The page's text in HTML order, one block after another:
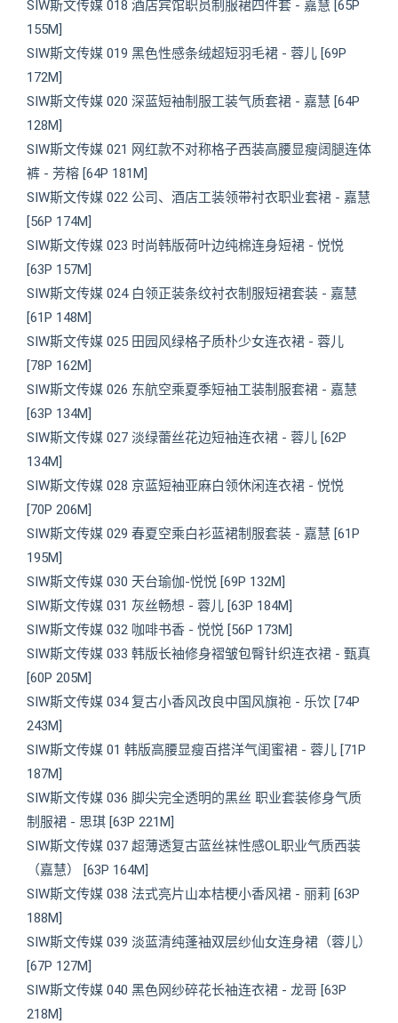
SIW斯文传媒 018 酒店宾馆职员制服裙四件套 - 嘉慧 [65P
155M]
SIW斯文传媒 019 黑色性感条绒超短羽毛裙 - 蓉儿 [69P
172M]
SIW斯文传媒 020 深蓝短袖制服工装气质套裙 - 嘉慧 [64P
128M]
SIW斯文传媒 021 网红款不对称格子西装高腰显瘦阔腿连体
裤 - 芳榕 [64P 181M]
SIW斯文传媒 022 公司、酒店工装领带衬衣职业套裙 - 嘉慧
[56P 174M]
SIW斯文传媒 023 时尚韩版荷叶边纯棉连身短裙 - 悦悦
[63P 157M]
SIW斯文传媒 024 白领正装条纹衬衣制服短裙套装 - 嘉慧
[61P 148M]
SIW斯文传媒 025 田园风绿格子质朴少女连衣裙 - 蓉儿
[78P 162M]
SIW斯文传媒 026 东航空乘夏季短袖工装制服套裙 - 嘉慧
[63P 134M]
SIW斯文传媒 027 淡绿蕾丝花边短袖连衣裙 - 蓉儿 [62P
134M]
SIW斯文传媒 028 京蓝短袖亚麻白领休闲连衣裙 - 悦悦
[70P 206M]
SIW斯文传媒 029 春夏空乘白衫蓝裙制服套装 - 嘉慧 [61P
195M]
SIW斯文传媒 030 天台瑜伽-悦悦 [69P 132M]
SIW斯文传媒 031 灰丝畅想 - 蓉儿 [63P 184M]
SIW斯文传媒 032 咖啡书香 - 悦悦 [56P 173M]
SIW斯文传媒 033 韩版长袖修身褶皱包臀针织连衣裙 - 甄真
[60P 205M]
SIW斯文传媒 034 复古小香风改良中国风旗袍 - 乐饮 [74P
243M]
SIW斯文传媒 01 韩版高腰显瘦百搭洋气闺蜜裙 - 蓉儿 [71P
187M]
SIW斯文传媒 036 脚尖完全透明的黑丝 职业套装修身气质
制服裙 - 思琪 [63P 221M]
SIW斯文传媒 037 超薄透复古蓝丝袜性感OL职业气质西装
（嘉慧） [63P 164M]
SIW斯文传媒 038 法式亮片山本桔梗小香风裙 - 丽莉 [63P
188M]
SIW斯文传媒 039 淡蓝清纯蓬袖双层纱仙女连身裙（蓉儿）
[67P 127M]
SIW斯文传媒 040 黑色网纱碎花长袖连衣裙 - 龙哥 [63P
218M]